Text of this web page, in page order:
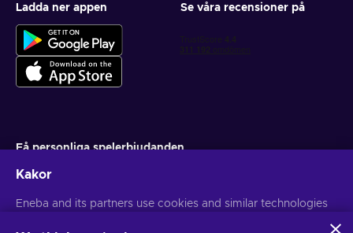
Ladda ner appen Se våra recensioner på
Få personliga spelerbjudanden
Du kan när som helst avsluta din prenumeration. Besök
Kakor
Eneba and its partners use cookies and similar technologies